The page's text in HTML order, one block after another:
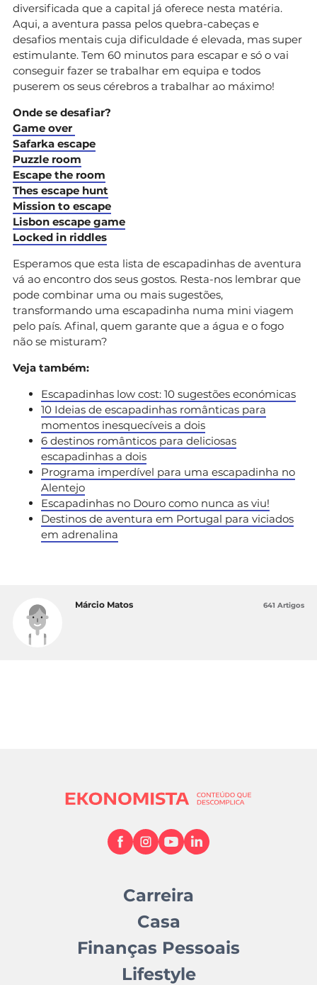
diversificada que a capital já oferece nesta matéria.
Aqui, a aventura passa pelos quebra-cabeças e
desafios mentais cuja dificuldade é elevada, mas super
estimulante. Tem 60 minutos para escapar e só o vai
conseguir fazer se trabalhar em equipa e todos
puserem os seus cérebros a trabalhar ao máximo!
Onde se desafiar?
Game over
Safarka escape
Puzzle room
Escape the room
Thes escape hunt
Mission to escape
Lisbon escape game
Locked in riddles
Esperamos que esta lista de escapadinhas de aventura
vá ao encontro dos seus gostos. Resta-nos lembrar que
pode combinar uma ou mais sugestões,
transformando uma escapadinha numa mini viagem
pelo país. Afinal, quem garante que a água e o fogo
não se misturam?
Veja também:
Escapadinhas low cost: 10 sugestões económicas
10 Ideias de escapadinhas românticas para
momentos inesquecíveis a dois
6 destinos românticos para deliciosas
escapadinhas a dois
Programa imperdível para uma escapadinha no
Alentejo
Escapadinhas no Douro como nunca as viu!
Destinos de aventura em Portugal para viciados
em adrenalina
Márcio Matos 641 Artigos
Carreira
Casa
Finanças Pessoais
Lifestyle